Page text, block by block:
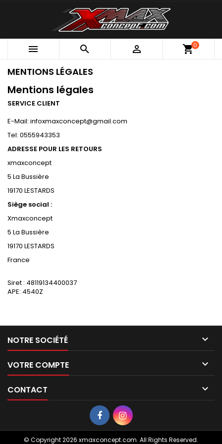
   shopping_cart0
MENTIONS LÉGALES
Mentions légales
SERVICE CLIENT
E-Mail: infoxmaxconcept@gmail.com
Tel: 0555943353
ADRESSE POUR LES RETOURS
xmaxconcept
5 La Bussière
19170 LESTARDS
Siège social :
Xmaxconcept
5 La Bussière
19170 LESTARDS
France
Siret : 48119134400037
APE: 4540Z
NOTRE SOCIÉTÉ 
VOTRE COMPTE 
CONTACT 
© Copyright 2026 xmaxconcept.com. All Rights Reserved.